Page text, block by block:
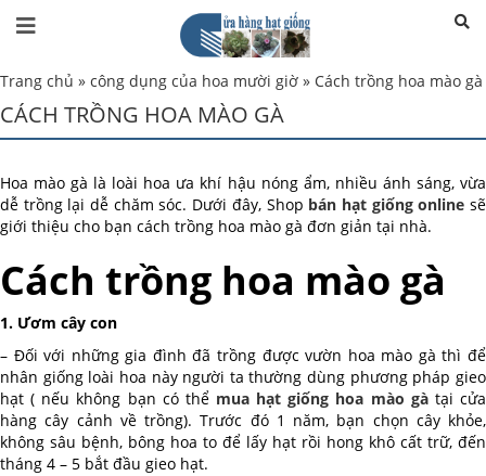
Trang chủ » công dụng của hoa mười giờ » Cách trồng hoa mào gà
CÁCH TRỒNG HOA MÀO GÀ
Hoa mào gà là loài hoa ưa khí hậu nóng ẩm, nhiều ánh sáng, vừa
dễ trồng lại dễ chăm sóc. Dưới đây, Shop bán hạt giống online sẽ
giới thiệu cho bạn cách trồng hoa mào gà đơn giản tại nhà.
Cách trồng hoa mào gà
1. Ươm cây con
– Đối với những gia đình đã trồng được vườn hoa mào gà thì để
nhân giống loài hoa này người ta thường dùng phương pháp gieo
hạt ( nếu không bạn có thể mua hạt giống hoa mào gà tại cửa
hàng cây cảnh về trồng). Trước đó 1 năm, bạn chọn cây khỏe,
không sâu bệnh, bông hoa to để lấy hạt rồi hong khô cất trữ, đến
tháng 4 – 5 bắt đầu gieo hạt.